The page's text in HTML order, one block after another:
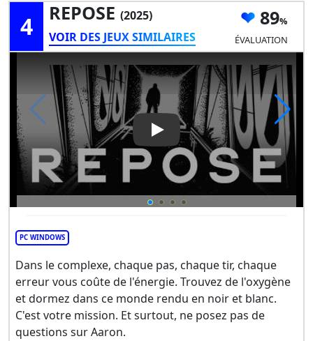
4 REPOSE (2025)
VOIR DES JEUX SIMILAIRES
89
ÉVALUATION
Play Video: REPOSE
PC WINDOWS
Dans le complexe, chaque pas, chaque tir, chaque
erreur vous coûte de l'énergie. Trouvez de l'oxygène
et dormez dans ce monde rendu en noir et blanc.
C'est votre mission. Et surtout, ne posez pas de
questions sur Aaron.